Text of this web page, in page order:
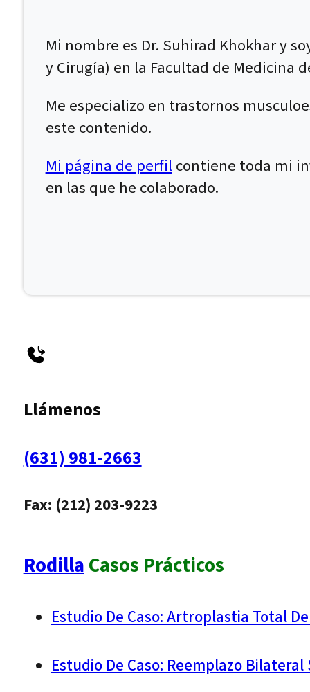
Mi nombre es Dr. Suhirad Khokhar y
y Cirugía) en la Facultad de Medicina
Me especializo en trastornos
este contenido.
Mi página de perfil contiene toda mi
en las que he colaborado.
Llámenos
(631) 981-2663
Fax: (212) 203-9223
RodillaCasos Prácticos
Estudio De Caso: Artroplastia Total
Estudio De Caso: Reemplazo